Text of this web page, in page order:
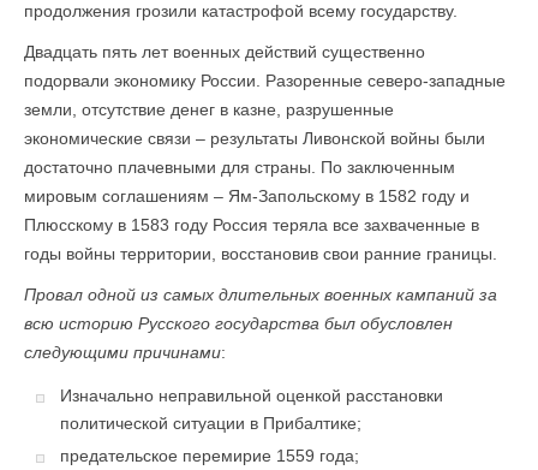
продолжения грозили катастрофой всему государству.
Двадцать пять лет военных действий существенно
подорвали экономику России. Разоренные северо-западные
земли, отсутствие денег в казне, разрушенные
экономические связи – результаты Ливонской войны были
достаточно плачевными для страны. По заключенным
мировым соглашениям – Ям-Запольскому в 1582 году и
Плюсскому в 1583 году Россия теряла все захваченные в
годы войны территории, восстановив свои ранние границы.
Провал одной из самых длительных военных кампаний за
всю историю Русского государства был обусловлен
следующими причинами:
Изначально неправильной оценкой расстановки
политической ситуации в Прибалтике;
предательское перемирие 1559 года;